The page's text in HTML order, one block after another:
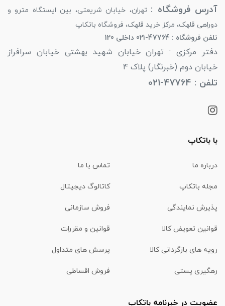
آدرس فروشگاه : تهران، خیابان شریعتی، بین ایستگاه مترو و
دوراهی قلهک، مرکز خرید قلهک، فروشگاه باتکاپ
تلفن فروشگاه : 47764-021 داخلی 120
دفتر مرکزی : تهران خیابان شهید بهشتی خیابان سرافراز
خیابان دوم (خبرنگار) پلاک 4
تلفن : 47764-021
با باتکاپ
درباره ما تماس با ما
مجله باتکاپ کاتالوگ دیجیتال
پذیرش نمایندگی فروش سازمانی
قوانین تعویض کالا قوانین و مقررات
رویه های بازگردانی کالا پرسش های متداول
رهگیری پستی فروش اقساطی
عضویت در خبرنامه باتکاپ